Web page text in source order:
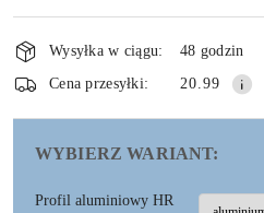
Wyślij
Dostępność
i
dostawa
Wysyłka w ciągu:
48 godzin
Cena przesyłki:
20.99
WYBIERZ WARIANT:
Profil aluminiowy HR